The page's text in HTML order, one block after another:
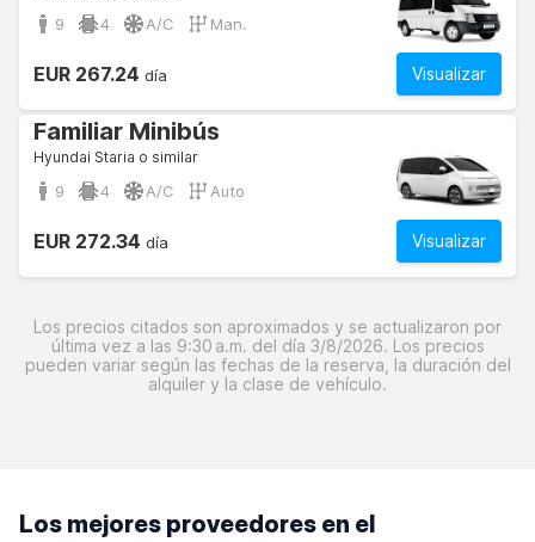
9 4 A/C Man.
Visualizar
EUR 267.24 día
Familiar Minibús
Hyundai Staria o similar
9 4 A/C Auto
Visualizar
EUR 272.34 día
Los precios citados son aproximados y se actualizaron por
última vez a las 9:30 a.m. del día 3/8/2026. Los precios
pueden variar según las fechas de la reserva, la duración del
alquiler y la clase de vehículo.
Los mejores proveedores en el